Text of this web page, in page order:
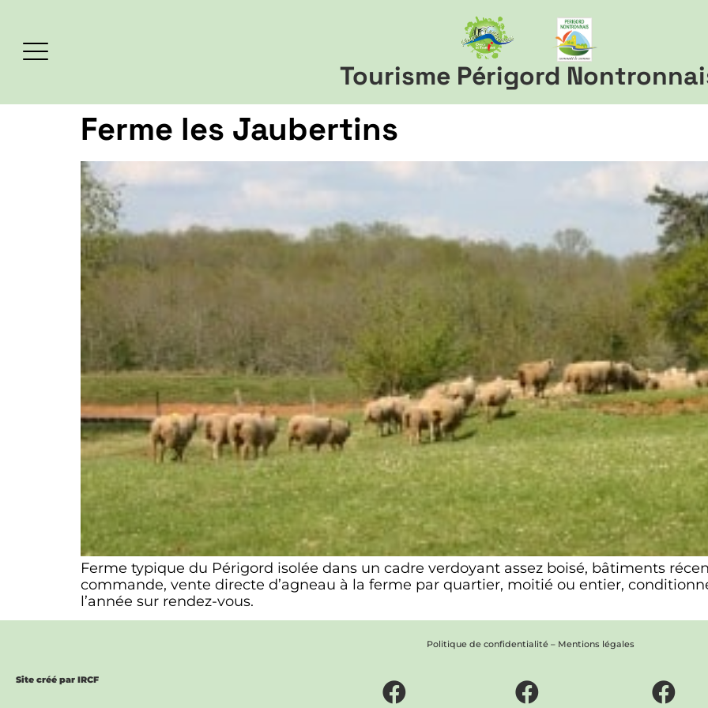
Tourisme Périgord
Ferme les Jaubertins
Ferme typique du Périgord isolée dans un cadre verdoyant assez boisé, bâtiments
commande, vente directe d’agneau à la ferme par quartier, moitié ou entier,
l’année sur rendez-vous.
Site créé par IRCF
Politique de confidentialité – Mentions légales